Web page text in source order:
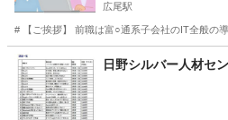
広尾駅
# 【ご挨拶】 前職は富○通系子会社のIT全般の
東京 渋谷区 広尾駅 Windows総合
日野シルバー人材セ